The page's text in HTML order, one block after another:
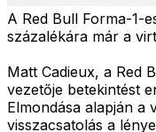
A Red Bull Forma-1-
százalékára már a
Matt Cadieux, a Red
vezetője betekintést
Elmondása alapján a
visszacsatolás a